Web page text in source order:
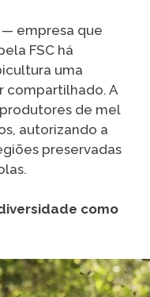
empresa que
FSC há
uma
compartilhado. A
de mel
autorizando a
preservadas
como